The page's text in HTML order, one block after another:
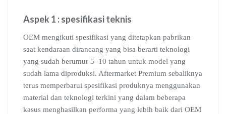
Aspek 1 : spesifikasi teknis
OEM mengikuti spesifikasi yang ditetapkan pabrikan
saat kendaraan dirancang yang bisa berarti teknologi
yang sudah berumur 5–10 tahun untuk model yang
sudah lama diproduksi. Aftermarket Premium sebaliknya
terus memperbarui spesifikasi produknya menggunakan
material dan teknologi terkini yang dalam beberapa
kasus menghasilkan performa yang lebih baik dari OEM